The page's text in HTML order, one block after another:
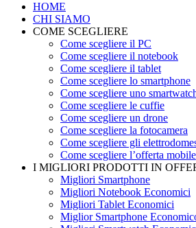
HOME
CHI SIAMO
COME SCEGLIERE
Come scegliere il PC
Come scegliere il notebook
Come scegliere il tablet
Come scegliere lo smartphone
Come scegliere uno
Come scegliere le cuffie
Come scegliere un drone
Come scegliere la fotocamera
Come scegliere gli
Come scegliere l’offerta mobile
I MIGLIORI PRODOTTI IN
Migliori Smartphone
Migliori Notebook Economici
Migliori Tablet Economici
Miglior Smartphone